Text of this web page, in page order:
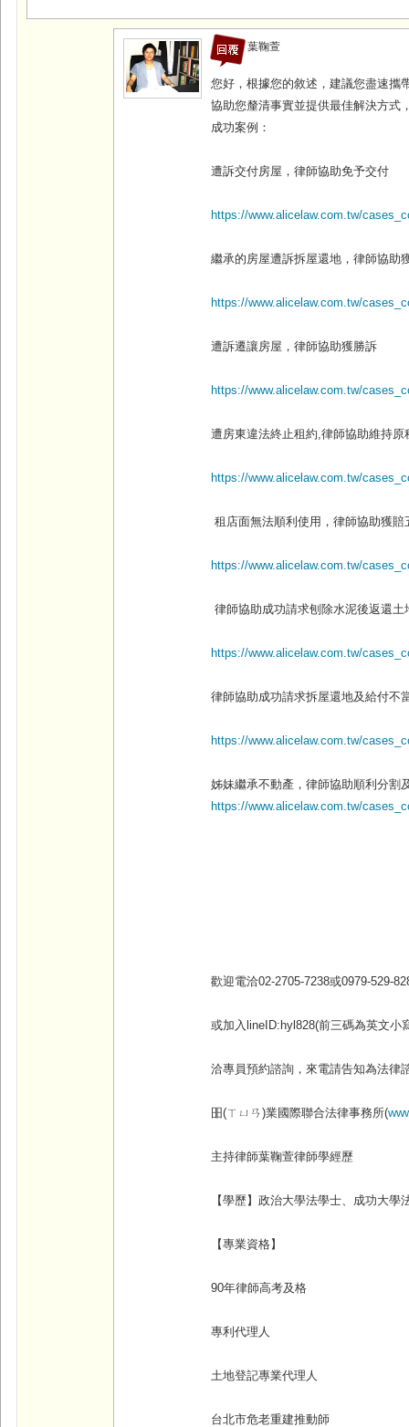
葉鞠萱
您好，根據您的敘述，建議您盡速攜
協助您釐清事實並提供最佳解決方式
成功案例：
遭訴交付房屋，律師協助免予交付
https://www.alicelaw.com.tw/
繼承的房屋遭訴拆屋還地，律師協助
https://www.alicelaw.com.tw/
遭訴遷讓房屋，律師協助獲勝訴
https://www.alicelaw.com.tw/
遭房東違法終止租約,律師協助維持原
https://www.alicelaw.com.tw/
租店面無法順利使用，律師協助獲賠
https://www.alicelaw.com.tw/
律師協助成功請求刨除水泥後返還
https://www.alicelaw.com.tw/
律師協助成功請求拆屋還地及給付不
https://www.alicelaw.com.tw/
姊妹繼承不動產，律師協助順利分割
https://www.alicelaw.com.tw/
歡迎電洽02-2705-7238或0979-529-
或加入lineID:hyl828(前三碼為英文小
洽專員預約諮詢，來電請告知為法律
昍(ㄒㄩㄢ)業國際聯合法律事務所(
主持律師葉鞠萱律師學經歷
【學歷】政治大學法學士、成功大學
【專業資格】
90年律師高考及格
專利代理人
土地登記專業代理人
台北市危老重建推動師